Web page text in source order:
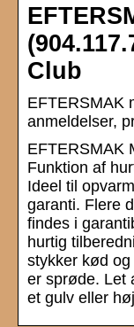
Club
EFTERSMAK
anmeldelser,
EFTERSMAK
Funktion af
Ideel til
garanti. Flere
findes i
hurtig
stykker kød
er sprøde. Let
et gulv eller